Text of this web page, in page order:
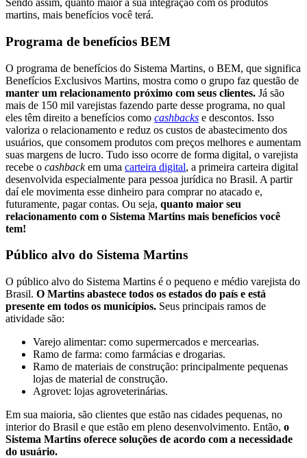
Sendo assim, quanto maior a sua integração com os produtos
martins, mais benefícios você terá.
Programa de benefícios BEM
O programa de benefícios do Sistema Martins, o BEM, que significa
Benefícios Exclusivos Martins, mostra como o grupo faz questão de
manter um relacionamento próximo com seus clientes. Já são
mais de 150 mil varejistas fazendo parte desse programa, no qual
eles têm direito a benefícios como cashbacks e descontos. Isso
valoriza o relacionamento e reduz os custos de abastecimento dos
usuários, que consomem produtos com preços melhores e aumentam
suas margens de lucro. Tudo isso ocorre de forma digital, o varejista
recebe o cashbackem uma carteira digital, a primeira carteira digital
desenvolvida especialmente para pessoa jurídica no Brasil. A partir
daí ele movimenta esse dinheiro para comprar no atacado e,
futuramente, pagar contas. Ou seja, quanto maior seu
relacionamento com o Sistema Martins mais benefícios você
tem!
Público alvo do Sistema Martins
O público alvo do Sistema Martins é o pequeno e médio varejista do
Brasil. O Martins abastece todos os estados do país e está
presente em todos os municípios. Seus principais ramos de
atividade são:
Varejo alimentar: como supermercados e mercearias.
Ramo de farma: como farmácias e drogarias.
Ramo de materiais de construção: principalmente pequenas
lojas de material de construção.
Agrovet: lojas agroveterinárias.
Em sua maioria, são clientes que estão nas cidades pequenas, no
interior do Brasil e que estão em pleno desenvolvimento. Então, o
Sistema Martins oferece soluções de acordo com a necessidade
do usuário.